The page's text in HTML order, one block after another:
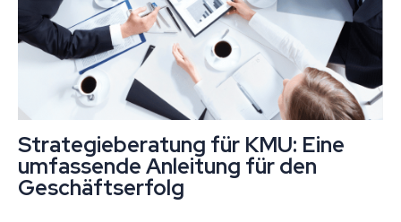
Strategieberatung für KMU: Eine
umfassende Anleitung für den
Geschäftserfolg